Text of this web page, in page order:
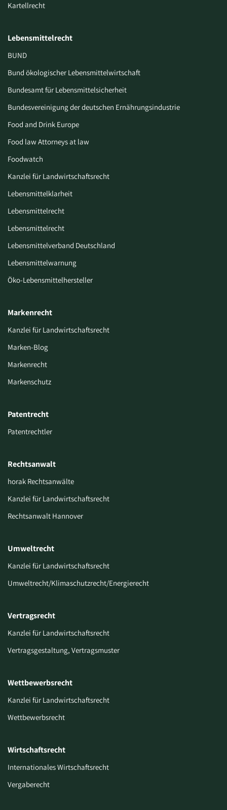
Kartellrecht
Lebensmittelrecht
BUND
Bund ökologischer Lebensmittelwirtschaft
Bundesamt für Lebensmittelsicherheit
Bundesvereinigung der deutschen Ernährungsindustrie
Food and Drink Europe
Food law Attorneys at law
Foodwatch
Kanzlei für Landwirtschaftsrecht
Lebensmittelklarheit
Lebensmittelrecht
Lebensmittelrecht
Lebensmittelverband Deutschland
Lebensmittelwarnung
Öko-Lebensmittelhersteller
Markenrecht
Kanzlei für Landwirtschaftsrecht
Marken-Blog
Markenrecht
Markenschutz
Patentrecht
Patentrechtler
Rechtsanwalt
horak Rechtsanwälte
Kanzlei für Landwirtschaftsrecht
Rechtsanwalt Hannover
Umweltrecht
Kanzlei für Landwirtschaftsrecht
Umweltrecht/Klimaschutzrecht/Energierecht
Vertragsrecht
Kanzlei für Landwirtschaftsrecht
Vertragsgestaltung, Vertragsmuster
Wettbewerbsrecht
Kanzlei für Landwirtschaftsrecht
Wettbewerbsrecht
Wirtschaftsrecht
Internationales Wirtschaftsrecht
Vergaberecht